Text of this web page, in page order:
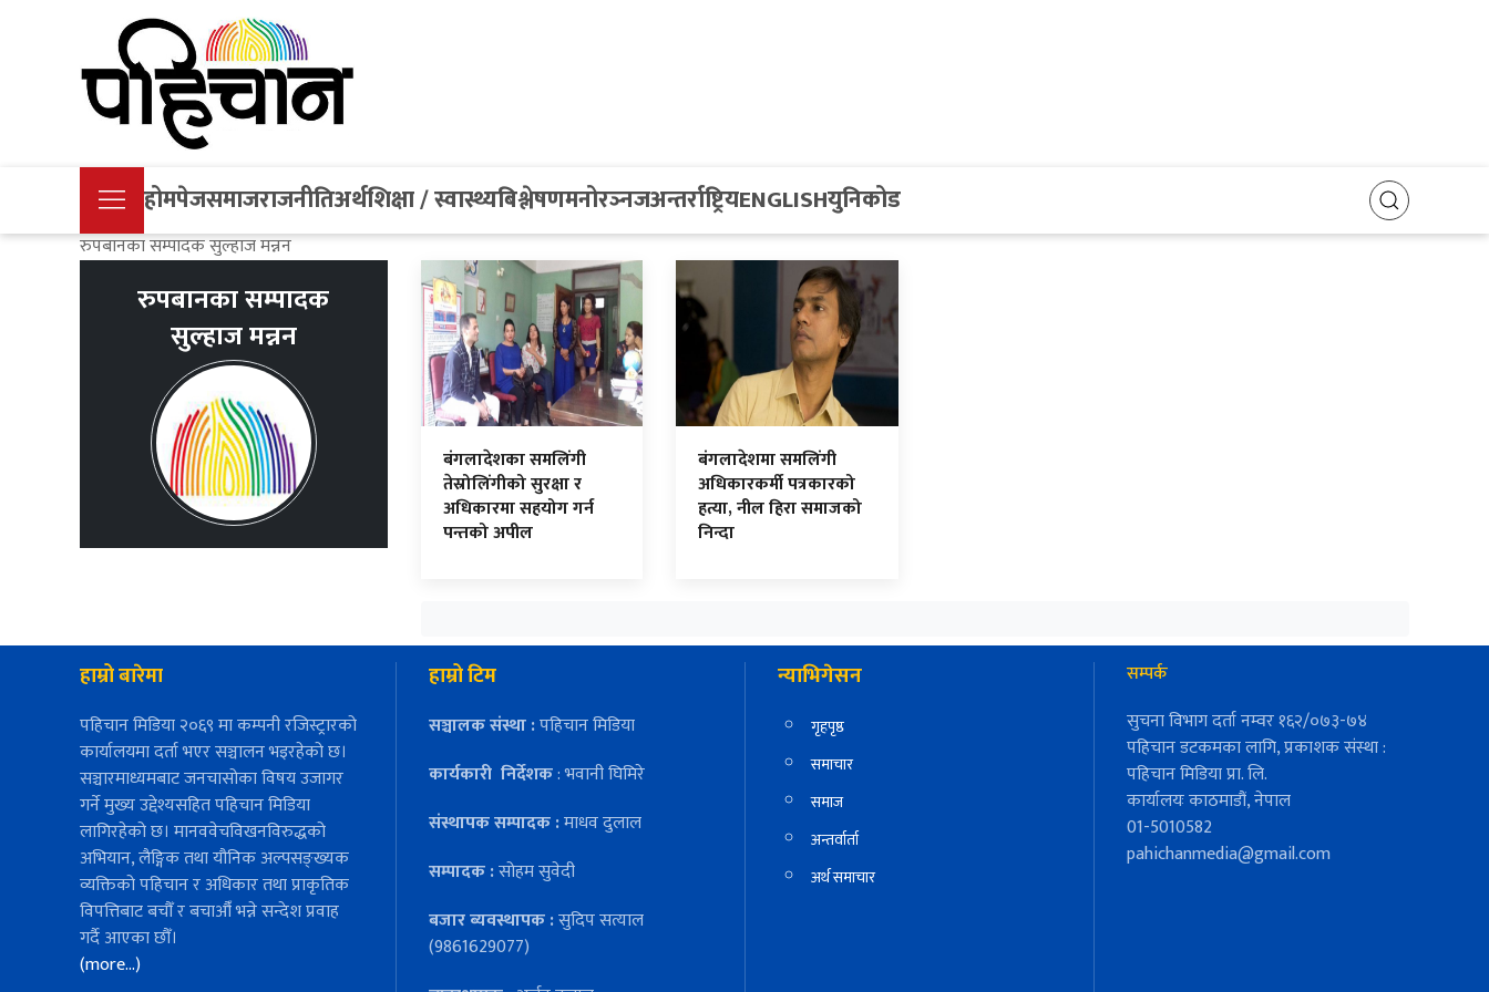
होमपेजसमाजराजनीतिअर्थशिक्षा / स्वास्थ्यबिश्लेषणमनोरञ्नजअन्तर्राष्ट्रियENGLISHयुनिकोड
रुपबानका सम्पादक सुल्हाज मन्नन
रुपबानका सम्पादक
सुल्हाज मन्नन
बंगलादेशका समलिंगी
तेस्रोलिंगीको सुरक्षा र
अधिकारमा सहयोग गर्न
पन्तको अपील
बंगलादेशमा समलिंगी
अधिकारकर्मी पत्रकारको
हत्या, नील हिरा समाजको
निन्दा
हाम्रो बारेमा
पहिचान मिडिया २०६९ मा कम्पनी रजिस्ट्रारको
कार्यालयमा दर्ता भएर सञ्चालन भइरहेको छ।
सञ्चारमाध्यमबाट जनचासोका विषय उजागर
गर्ने मुख्य उद्देश्यसहित पहिचान मिडिया
लागिरहेको छ। मानववेचविखनविरुद्धको
अभियान, लैङ्गिक तथा यौनिक अल्पसङ्ख्यक
व्यक्तिको पहिचान र अधिकार तथा प्राकृतिक
विपत्तिबाट बचौँ र बचाऔँ भन्ने सन्देश प्रवाह
गर्दै आएका छौँ।
(more…)
हाम्रो टिम
सञ्चालक संस्था :पहिचान मिडिया
कार्यकारी निर्देशक: भवानी घिमिरे
संस्थापक सम्पादक :माधव दुलाल
सम्पादक :सोहम सुवेदी
बजार ब्यवस्थापक :सुदिप सत्याल
(9861629077)
न्याभिगेसन
गृहपृष्ठ
समाचार
समाज
अन्तर्वार्ता
अर्थ समाचार
सम्पर्क
सुचना विभाग दर्ता नम्वर १६२/०७३-७४
पहिचान डटकमका लागि, प्रकाशक संस्था :
पहिचान मिडिया प्रा. लि.
कार्यालयः काठमाडौं, नेपाल
01-5010582
pahichanmedia@gmail.com